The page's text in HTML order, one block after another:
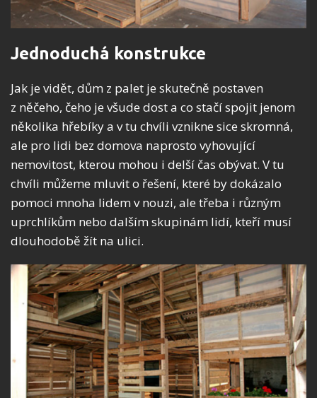
Jednoduchá konstrukce
Jak je vidět, dům z palet je skutečně postaven
z něčeho, čeho je všude dost a co stačí spojit jenom
několika hřebíky a v tu chvíli vznikne sice skromná,
ale pro lidi bez domova naprosto vyhovující
nemovitost, kterou mohou i delší čas obývat. V tu
chvíli můžeme mluvit o řešení, které by dokázalo
pomoci mnoha lidem v nouzi, ale třeba i různým
uprchlíkům nebo dalším skupinám lidí, kteří musí
dlouhodobě žít na ulici.